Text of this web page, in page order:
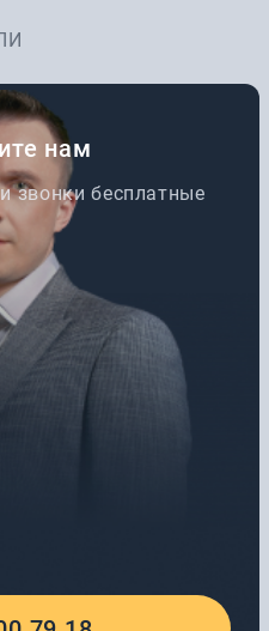
нам
звонки бесплатные